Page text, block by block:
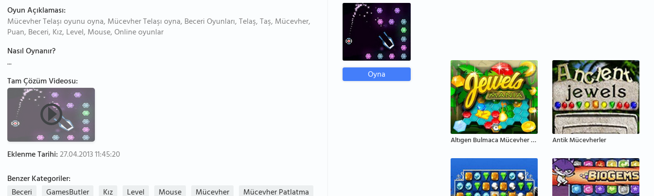
Oyun Açıklaması:
Mücevher Telaşı oyunu oyna, Mücevher Telaşı oyna, Beceri Oyunları, Telaş, Taş, Mücevher,
Puan, Beceri, Kız, Level, Mouse, Online oyunlar
Nasıl Oynanır?
...
Tam Çözüm Videosu:
Eklenme Tarihi:27.04.2013 11:45:20
Benzer Kategoriler:
Beceri
GamesButler Kız Level Mouse Mücevher
Mücevher Patlatma
Oyna
Altıgen Bulmaca Mücevher Eşleştirme Antik Mücevherler